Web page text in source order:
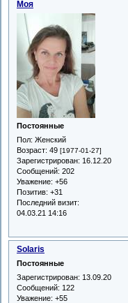
Моя
Постоянные
Пол: Женский
Возраст: 49 [1977-01-27]
Зарегистрирован: 16.12.20
Сообщений: 202
Уважение: +56
Позитив: +31
Последний визит:
04.03.21 14:16
Solaris
Постоянные
Зарегистрирован: 13.09.20
Сообщений: 122
Уважение: +55